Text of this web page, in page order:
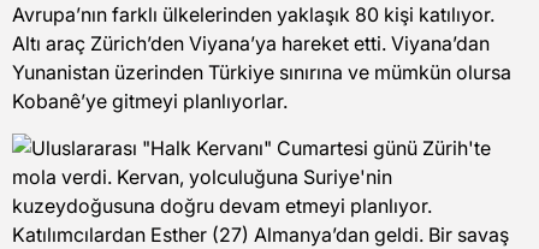
Avrupa’nın farklı ülkelerinden yaklaşık 80 kişi katılıyor.
Altı araç Zürich’den Viyana’ya hareket etti. Viyana’dan
Yunanistan üzerinden Türkiye sınırına ve mümkün olursa
Kobanê’ye gitmeyi planlıyorlar.
Katılımcılardan Esther (27) Almanya’dan geldi. Bir savaş